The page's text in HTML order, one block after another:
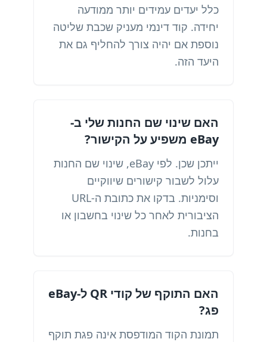
כלל יעדים עמידים יותר ממודעה
יחידה. קוד דינמי מעניק שכבת שליטה
נוספת אם יהיה צורך להחליף גם את
היעד הזה.
האם שינוי שם החנות שלי ב-
eBay משפיע על הקישור?
ייתכן שכן. לפי eBay, שינוי שם החנות
עלול לשבור קישורים שיווקיים
וסימניות. בדקו את כתובת ה-URL
הציבורית לאחר כל שינוי בחשבון או
בחנות.
האם התוקף של קודי QR ל-eBay
פג?
תמונת הקוד המודפסת אינה פגת תוקף